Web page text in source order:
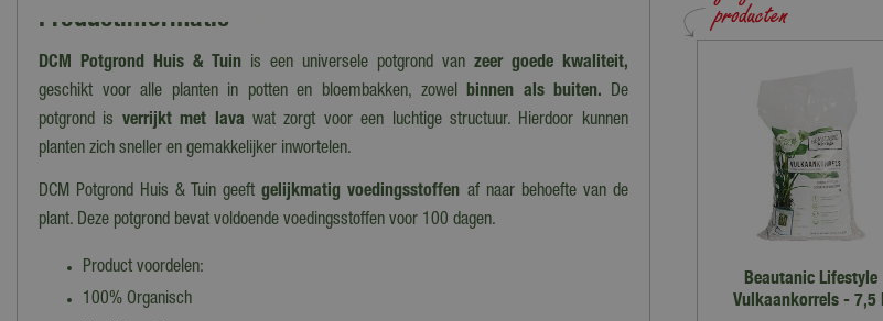
Productinformatie
DCM Potgrond Huis & Tuin is een universele potgrond van zeer goede kwaliteit,
geschikt voor alle planten in potten en bloembakken, zowelbinnen als buiten. De
potgrond is verrijkt met lava wat zorgt voor een luchtige structuur. Hierdoor kunnen
planten zich sneller en gemakkelijker inwortelen.
DCM Potgrond Huis & Tuin geeftgelijkmatig voedingsstoffen af naar behoefte van de
plant. Deze potgrond bevat voldoende voedingsstoffen voor 100 dagen.
Product voordelen:
100% Organisch
Beautanic Lifestyle
Vulkaankorrels - 7,5